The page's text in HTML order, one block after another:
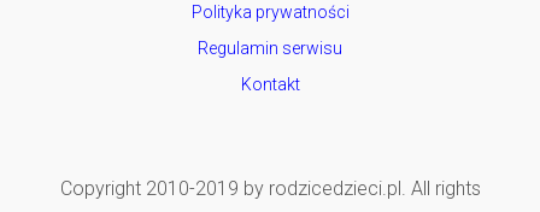
Polityka prywatności
Regulamin serwisu
Kontakt
Copyright 2010-2019 by rodzicedzieci.pl. All rights